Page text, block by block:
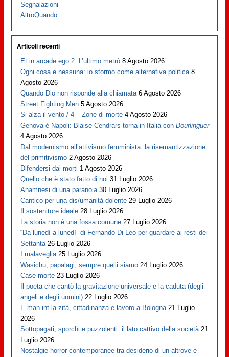
Segnalazioni
AltroQuando
Articoli recenti
Et in arcade ego 2: L’ultimo metrò 8 Agosto 2026
Ogni cosa e nessuna: lo stormo come alternativa politica 8
Agosto 2026
Quando Dio non risponde alla chiamata 6 Agosto 2026
Street Fighting Men 5 Agosto 2026
Si alza il vento / 4 – Zone di morte 4 Agosto 2026
Genova è Napoli: Blaise Cendrars torna in Italia conBourlinguer
4 Agosto 2026
Dal modernismo all’attivismo femminista: la risemantizzazione
del primitivismo 2 Agosto 2026
Difendersi dai morti 1 Agosto 2026
Quello che è stato fatto di noi 31 Luglio 2026
Anamnesi di una paranoia 30 Luglio 2026
Cantico per una dis/umanità dolente 29 Luglio 2026
Il sostenitore ideale 28 Luglio 2026
La storia non è una fossa comune 27 Luglio 2026
“Da lunedì a lunedì” di Fernando Di Leo per guardare ai resti dei
Settanta 26 Luglio 2026
I malaveglia 25 Luglio 2026
Wasichu, papalagi, sempre quelli siamo 24 Luglio 2026
Case morte 23 Luglio 2026
Il poeta che cantò la gravitazione universale e la caduta (degli
angeli e degli uomini) 22 Luglio 2026
E man int la zità, cittadinanza e lavoro a Bologna 21 Luglio
2026
Sottopagati, sporchi e puzzolenti: il lato cattivo della società 21
Luglio 2026
Nostalgie horror contemporanee tra desiderio di un altrove e